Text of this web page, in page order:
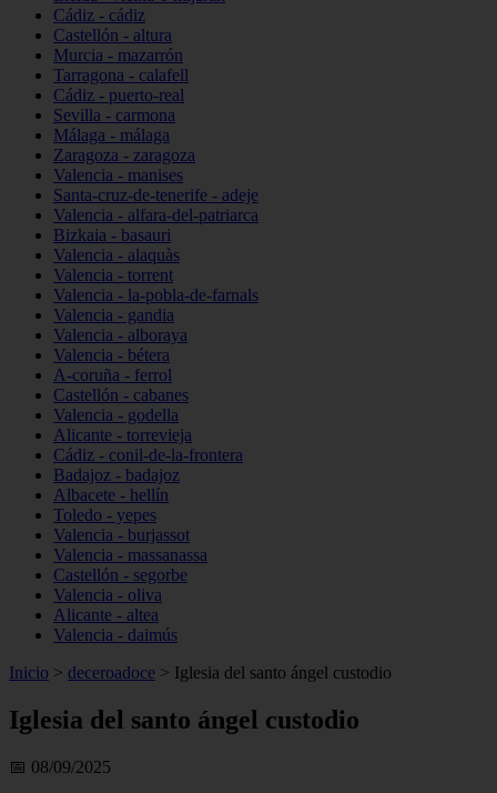
Cádiz - cádiz
Castellón - altura
Murcia - mazarrón
Tarragona - calafell
Cádiz - puerto-real
Sevilla - carmona
Málaga - málaga
Zaragoza - zaragoza
Valencia - manises
Santa-cruz-de-tenerife - adeje
Valencia - alfara-del-patriarca
Bizkaia - basauri
Valencia - alaquàs
Valencia - torrent
Valencia - la-pobla-de-farnals
Valencia - gandia
Valencia - alboraya
Valencia - bétera
A-coruña - ferrol
Castellón - cabanes
Valencia - godella
Alicante - torrevieja
Cádiz - conil-de-la-frontera
Badajoz - badajoz
Albacete - hellín
Toledo - yepes
Valencia - burjassot
Valencia - massanassa
Castellón - segorbe
Valencia - oliva
Alicante - altea
Valencia - daimús
Inicio > deceroadoce > Iglesia del santo ángel custodio
Iglesia del santo ángel custodio
📅 08/09/2025